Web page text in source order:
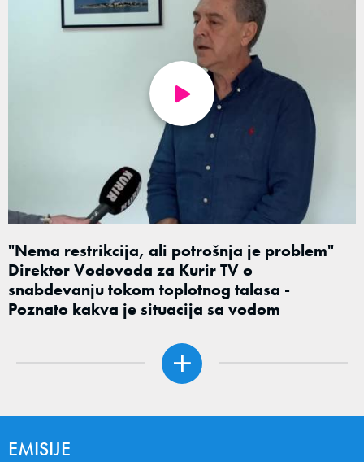
"Nema restrikcija, ali potrošnja je problem"
Direktor Vodovoda za Kurir TV o
snabdevanju tokom toplotnog talasa -
Poznato kakva je situacija sa vodom
EMISIJE